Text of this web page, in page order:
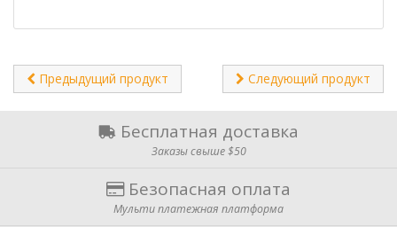
Предыдущий продукт Следующий продукт
Бесплатная доставка
Заказы свыше $50
Безопасная оплата
Мульти платежная платформа